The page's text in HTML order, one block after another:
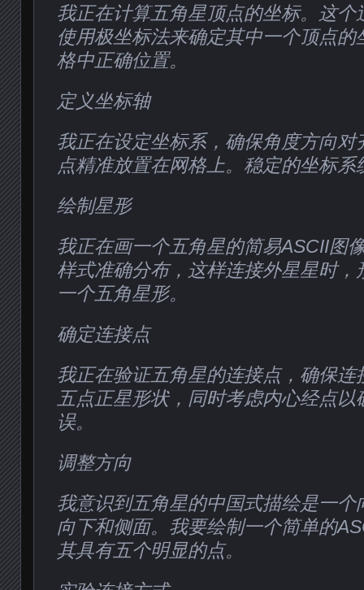
我正在计算五角星顶点的坐标。这个
使用极坐标法来确定其中一个顶点的
格中正确位置。
定义坐标轴
我正在设定坐标系，确保角度方向对
点精准放置在网格上。稳定的坐标系
绘制星形
我正在画一个五角星的简易ASCII图
样式准确分布，这样连接外星星时，
一个五角星形。
确定连接点
我正在验证五角星的连接点，确保连
五点正星形状，同时考虑内心经点以
误。
调整方向
我意识到五角星的中国式描绘是一个
向下和侧面。我要绘制一个简单的
其具有五个明显的点。